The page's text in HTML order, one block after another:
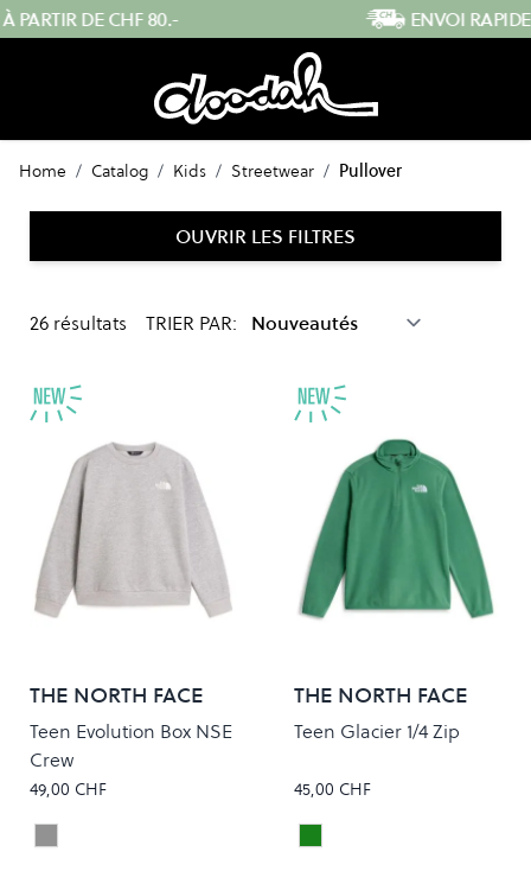
Skip to Content ENVOI RAPIDE DEPUIS LA SUISSE
Home / Catalog / Kids / Streetwear / Pullover
OUVRIR LES FILTRES
26 résultats TRIER PAR:
THE NORTH FACE
Teen Evolution Box NSE
Crew
49,00 CHF
Colour
PALE GREY HEATHER
THE NORTH FACE
Teen Glacier 1/4 Zip
45,00 CHF
Colour
DIMMED ALGAE